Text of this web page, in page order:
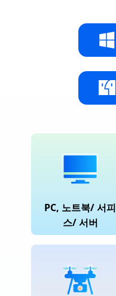
PC, 노트북/ 서피
스/ 서버